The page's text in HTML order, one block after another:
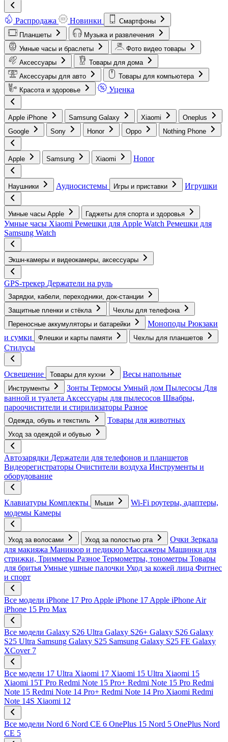
Распродажа Новинки
Смартфоны
Планшеты
Музыка и развлечения
Умные часы и браслеты
Фото видео товары
Аксессуары
Товары для дома
Аксессуары для авто
Товары для компьютера
Красота и здоровье
Уценка
Apple iPhone Samsung Galaxy Xiaomi
Oneplus
Google
Sony Honor Oppo Nothing Phone
Apple Samsung Xiaomi Honor
Наушники Аудиосистемы Игры и приставки Игрушки
Умные часы Apple Гаджеты для спорта и здоровья
Умные часы Xiaomi Ремешки для Apple Watch Ремешки для
Samsung Watch
Экшн-камеры и видеокамеры, аксессуары
GPS-трекер Держатели на руль
Зарядки, кабели, переходники, док-станции
Защитные пленки и стёкла
Чехлы для телефона
Переносные аккумуляторы и батарейки
Моноподы Рюкзаки
и сумки
Флешки и карты памяти Чехлы для планшетов
Стилусы
Освещение Товары для кухни Весы напольные
Инструменты Зонты Термосы Умный дом Пылесосы Для
ванной и туалета Аксессуары для пылесосов Швабры,
пароочистители и стирилизаторы Разное
Одежда, обувь и текстиль Товары для животных
Уход за одеждой и обувью
Автозарядки Держатели для телефонов и планшетов
Видеорегистраторы Очистители воздуха Инструменты и
оборудование
Клавиатуры Комплекты Мыши
Wi-Fi роутеры, адаптеры,
модемы Камеры
Уход за волосами Уход за полостью рта Очки Зеркала
для макияжа Маникюр и педикюр Массажеры Машинки для
стрижки, Триммеры Разное Термометры, тонометры Товары
для бритья Умные ушные палочки Уход за кожей лица Фитнес
и спорт
Все модели iPhone 17 Pro Apple iPhone 17 Apple iPhone Air
iPhone 15 Pro Max
Все модели Galaxy S26 Ultra Galaxy S26+ Galaxy S26 Galaxy
S25 Ultra Samsung Galaxy S25 Samsung Galaxy S25 FE Galaxy
XCover 7
Все модели 17 Ultra Xiaomi 17 Xiaomi 15 Ultra Xiaomi 15
Xiaomi 15T Pro Redmi Note 15 Pro+ Redmi Note 15 Pro Redmi
Note 15 Redmi Note 14 Pro+ Redmi Note 14 Pro Xiaomi Redmi
Note 14S Xiaomi 12
Все модели Nord 6 Nord CE 6 OnePlus 15 Nord 5 OnePlus Nord
CE 5